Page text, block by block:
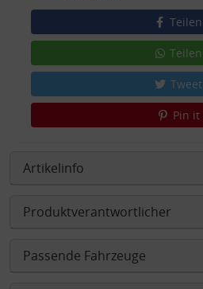
Teilen
Teilen
Tweet
Pin it
Artikelinfo
Produktverantwortlicher
Passende Fahrzeuge